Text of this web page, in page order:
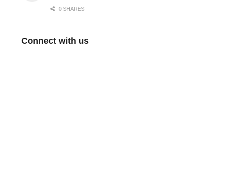
0 SHARES
Connect with us